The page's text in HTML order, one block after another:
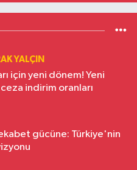
YALÇIN
için yeni dönem! Yeni
indirim oranları
gücüne: Türkiye'nin